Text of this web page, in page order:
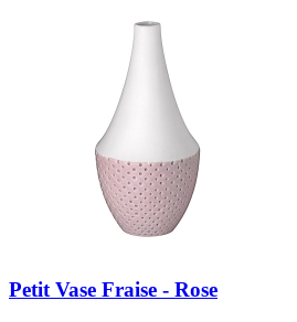
Petit Vase Fraise - Rose